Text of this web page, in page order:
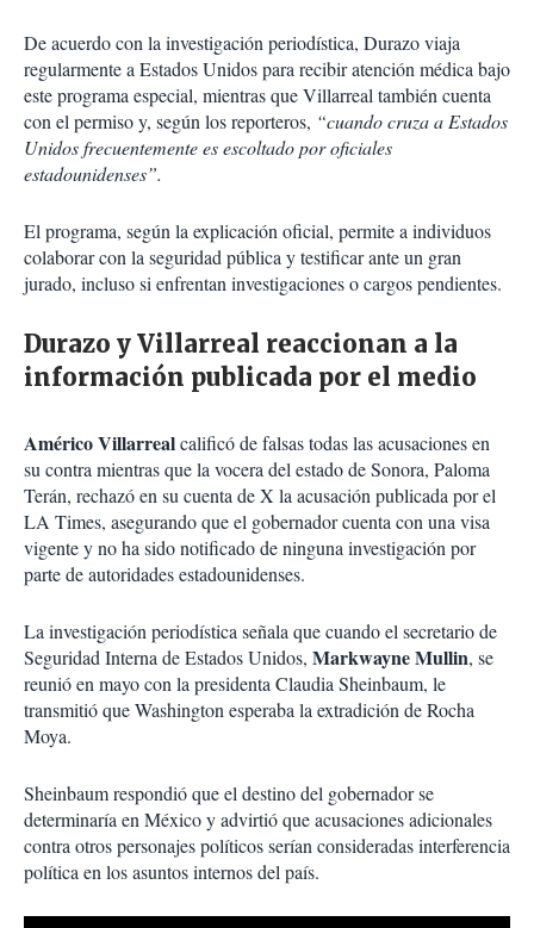
De acuerdo con la investigación periodística, Durazo viaja
regularmente a Estados Unidos para recibir atención médica bajo
este programa especial, mientras que Villarreal también cuenta
con el permiso y, según los reporteros, “cuando cruza a Estados
Unidos frecuentemente es escoltado por oficiales
estadounidenses”.
El programa, según la explicación oficial, permite a individuos
colaborar con la seguridad pública y testificar ante un gran
jurado, incluso si enfrentan investigaciones o cargos pendientes.
Durazo y Villarreal reaccionan a la
información publicada por el medio
Américo Villarrealcalificó de falsas todas las acusaciones en
su contra mientras que la vocera del estado de Sonora, Paloma
Terán, rechazó en su cuenta de X la acusación publicada por el
LA Times, asegurando que el gobernador cuenta con una visa
vigente y no ha sido notificado de ninguna investigación por
parte de autoridades estadounidenses.
La investigación periodística señala que cuando el secretario de
Seguridad Interna de Estados Unidos, Markwayne Mullin, se
reunió en mayo con la presidenta Claudia Sheinbaum, le
transmitió que Washington esperaba la extradición de Rocha
Moya.
Sheinbaum respondió que el destino del gobernador se
determinaría en México y advirtió que acusaciones adicionales
contra otros personajes políticos serían consideradas interferencia
política en los asuntos internos del país.